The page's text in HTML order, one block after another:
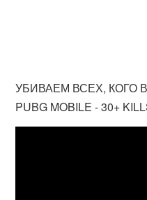
УБИВАЕМ ВСЕХ, КОГО
PUBG MOBILE - 30+